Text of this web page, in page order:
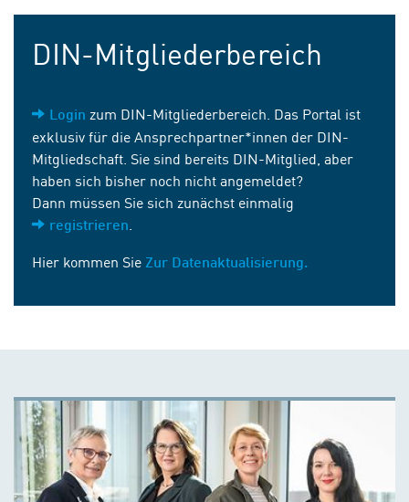
DIN-Mitgliederbereich
Login zum DIN-Mitgliederbereich. Das Portal ist
exklusiv für die Ansprechpartner*innen der DIN-
Mitgliedschaft. Sie sind bereits DIN-Mitglied, aber
haben sich bisher noch nicht angemeldet?
Dann müssen Sie sich zunächst einmalig
registrieren
Hier kommen Sie Zur Datenaktualisierung.